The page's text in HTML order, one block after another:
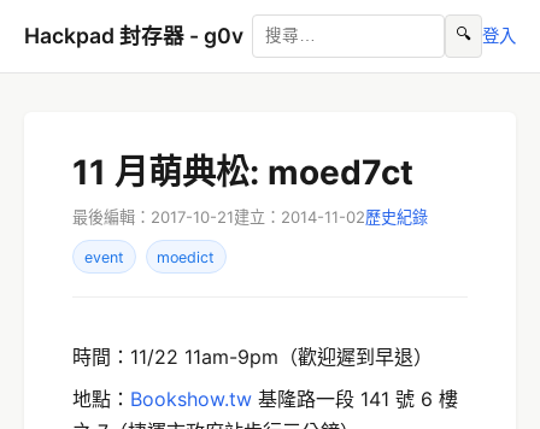
Hackpad 封存器 - g0v 🔍 登入
11 月萌典松: moed7ct
最後編輯：2017-10-21建立：2014-11-02歷史紀錄
event moedict
時間：11/22 11am-9pm（歡迎遲到早退）
地點： Bookshow.tw 基隆路一段 141 號 6 樓